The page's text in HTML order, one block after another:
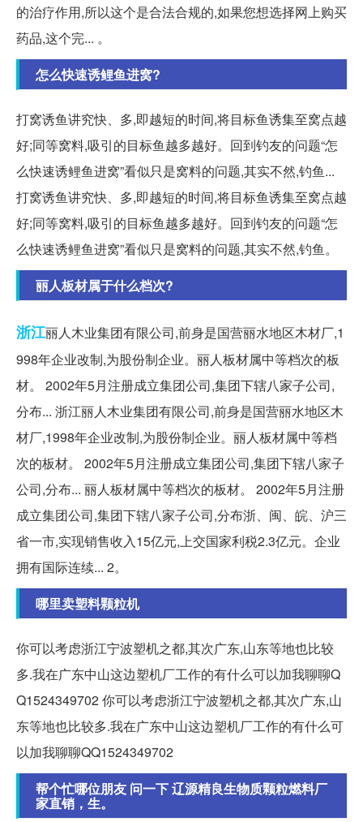
的治疗作用,所以这个是合法合规的,如果您想选择网上购买
药品,这个完... 。
怎么快速诱鲤鱼进窝?
打窝诱鱼讲究快、多,即越短的时间,将目标鱼诱集至窝点越
好;同等窝料,吸引的目标鱼越多越好。回到钓友的问题“怎
么快速诱鲤鱼进窝”看似只是窝料的问题,其实不然,钓鱼...
打窝诱鱼讲究快、多,即越短的时间,将目标鱼诱集至窝点越
好;同等窝料,吸引的目标鱼越多越好。回到钓友的问题“怎
么快速诱鲤鱼进窝”看似只是窝料的问题,其实不然,钓鱼。
丽人板材属于什么档次?
浙江丽人木业集团有限公司,前身是国营丽水地区木材厂,1
998年企业改制,为股份制企业。丽人板材属中等档次的板
材。 2002年5月注册成立集团公司,集团下辖八家子公司,
分布... 浙江丽人木业集团有限公司,前身是国营丽水地区木
材厂,1998年企业改制,为股份制企业。丽人板材属中等档
次的板材。 2002年5月注册成立集团公司,集团下辖八家子
公司,分布... 丽人板材属中等档次的板材。 2002年5月注册
成立集团公司,集团下辖八家子公司,分布浙、闽、皖、沪三
省一市,实现销售收入15亿元,上交国家利税2.3亿元。企业
拥有国际连续... 2。
哪里卖塑料颗粒机
你可以考虑浙江宁波塑机之都,其次广东,山东等地也比较
多.我在广东中山这边塑机厂工作的有什么可以加我聊聊Q
Q1524349702 你可以考虑浙江宁波塑机之都,其次广东,山
东等地也比较多.我在广东中山这边塑机厂工作的有什么可
以加我聊聊QQ1524349702
帮个忙哪位朋友 问一下 辽源精良生物质颗粒燃料厂
家直销，生。